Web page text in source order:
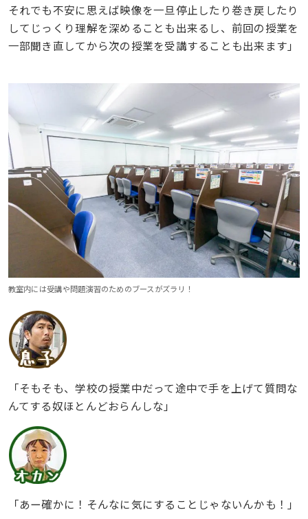
それでも不安に思えば映像を一旦停止したり巻き戻したり
してじっくり理解を深めることも出来るし、前回の授業を
一部聞き直してから次の授業を受講することも出来ます」
教室内には受講や問題演習のためのブースがズラリ！
「そもそも、学校の授業中だって途中で手を上げて質問な
んてする奴ほとんどおらんしな」
「あー確かに！そんなに気にすることじゃないんかも！」